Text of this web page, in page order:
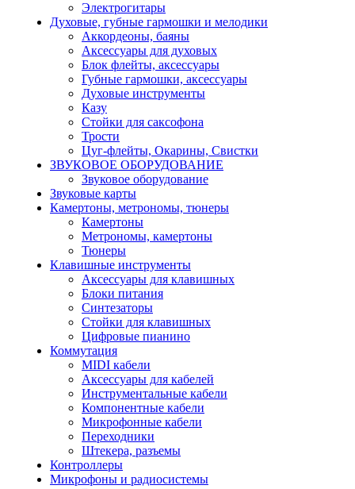
Электрогитары
Духовые, губные гармошки и мелодики
Аккордеоны, баяны
Аксессуары для духовых
Блок флейты, аксессуары
Губные гармошки, аксессуары
Духовые инструменты
Казу
Стойки для саксофона
Трости
Цуг-флейты, Окарины, Свистки
ЗВУКОВОЕ ОБОРУДОВАНИЕ
Звуковое оборудование
Звуковые карты
Камертоны, метрономы, тюнеры
Камертоны
Метрономы, камертоны
Тюнеры
Клавишные инструменты
Аксессуары для клавишных
Блоки питания
Синтезаторы
Стойки для клавишных
Цифровые пианино
Коммутация
MIDI кабели
Аксессуары для кабелей
Инструментальные кабели
Компонентные кабели
Микрофонные кабели
Переходники
Штекера, разъемы
Контроллеры
Микрофоны и радиосистемы